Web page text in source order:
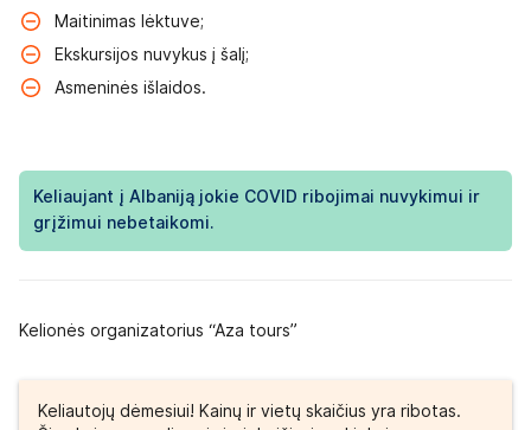
Maitinimas lėktuve;
Ekskursijos nuvykus į šalį;
Asmeninės išlaidos.
Keliaujant į Albaniją jokie COVID ribojimai nuvykimui ir
grįžimui nebetaikomi.
Kelionės organizatorius “Aza tours”
Keliautojų dėmesiui! Kainų ir vietų skaičius yra ribotas.